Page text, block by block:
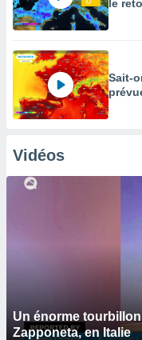
le
Sait-
Vidéos
Un énorme
Zapponeta, en Italie